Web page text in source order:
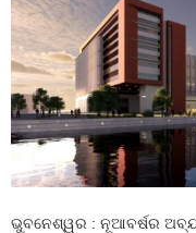
ଭୁବନେଶ୍ୱର : ନୂଆବର୍ଷର